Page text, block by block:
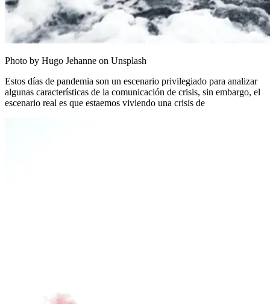
Photo by Hugo Jehanne on Unsplash
Estos días de pandemia son un escenario privilegiado para analizar
algunas características de la comunicación de crisis, sin embargo, el
escenario real es que estaemos viviendo una crisis de